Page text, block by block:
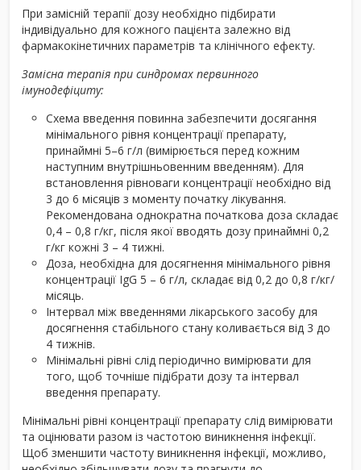
При замісній терапії дозу необхідно підбирати
індивідуально для кожного пацієнта залежно від
фармакокінетичних параметрів та клінічного ефекту.
Замісна терапія при синдромах первинного
імунодефіциту:
Схема введення повинна забезпечити досягання
мінімального рівня концентрації препарату,
принаймні 5–6 г/л (вимірюється перед кожним
наступним внутрішньовенним введенням). Для
встановлення рівноваги концентрації необхідно від
3 до 6 місяців з моменту початку лікування.
Рекомендована однократна початкова доза складає
0,4 – 0,8 г/кг, після якої вводять дозу принаймні 0,2
г/кг кожні 3 – 4 тижні.
Доза, необхідна для досягнення мінімального рівня
концентрації IgG 5 – 6 г/л, складає від 0,2 до 0,8 г/кг/
місяць.
Інтервал між введеннями лікарського засобу для
досягнення стабільного стану коливається від 3 до
4 тижнів.
Мінімальні рівні слід періодично вимірювати для
того, щоб точніше підібрати дозу та інтервал
введення препарату.
Мінімальні рівні концентрації препарату слід вимірювати
та оцінювати разом із частотою виникнення інфекції.
Щоб зменшити частоту виникнення інфекції, можливо,